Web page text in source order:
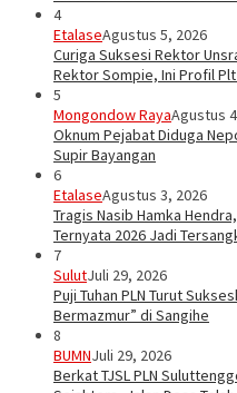
4
EtalaseAgustus 5, 2026
Curiga Suksesi Rektor
Rektor Sompie, Ini Profil
5
Mongondow RayaAgustus
Oknum Pejabat Diduga
Supir Bayangan
6
EtalaseAgustus 3, 2026
Tragis Nasib Hamka
Ternyata 2026 Jadi
7
SulutJuli 29, 2026
Puji Tuhan PLN Turut
Bermazmur” di Sangihe
8
BUMNJuli 29, 2026
Berkat TJSL PLN